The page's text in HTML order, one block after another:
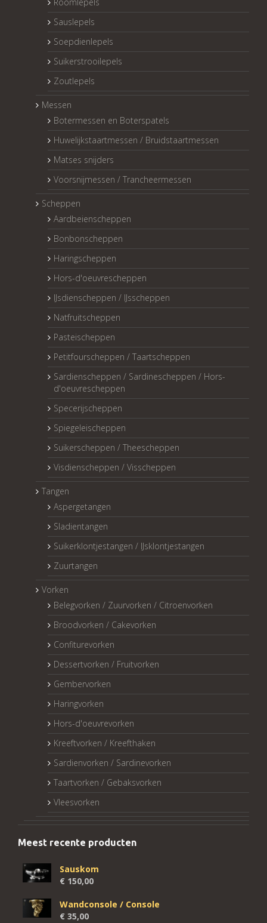
Roomlepels
Sauslepels
Soepdienlepels
Suikerstrooilepels
Zoutlepels
Messen
Botermessen en Boterspatels
Huwelijkstaartmessen / Bruidstaartmessen
Matses snijders
Voorsnijmessen / Trancheermessen
Scheppen
Aardbeienscheppen
Bonbonscheppen
Haringscheppen
Hors-d'oeuvrescheppen
IJsdienscheppen / IJsscheppen
Natfruitscheppen
Pasteischeppen
Petitfourscheppen / Taartscheppen
Sardienscheppen / Sardinescheppen / Hors-
d'oeuvrescheppen
Specerijscheppen
Spiegeleischeppen
Suikerscheppen / Theescheppen
Visdienscheppen / Visscheppen
Tangen
Aspergetangen
Sladientangen
Suikerklontjestangen / IJsklontjestangen
Zuurtangen
Vorken
Belegvorken / Zuurvorken / Citroenvorken
Broodvorken / Cakevorken
Confiturevorken
Dessertvorken / Fruitvorken
Gembervorken
Haringvorken
Hors-d'oeuvrevorken
Kreeftvorken / Kreefthaken
Sardienvorken / Sardinevorken
Taartvorken / Gebaksvorken
Vleesvorken
Meest recente producten
Sauskom
€ 150,00
Wandconsole / Console
€ 35,00